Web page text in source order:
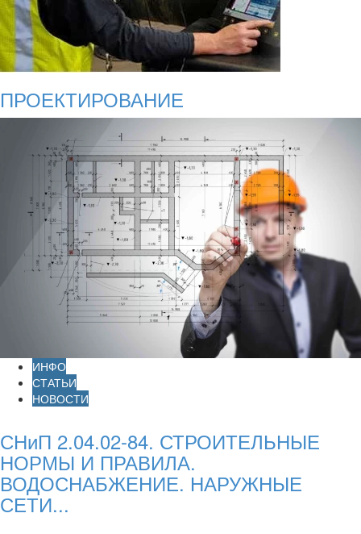
ПРОЕКТИРОВАНИЕ
ИНФО
СТАТЬИ
НОВОСТИ
СНиП 2.04.02-84. СТРОИТЕЛЬНЫЕ
НОРМЫ И ПРАВИЛА.
ВОДОСНАБЖЕНИЕ. НАРУЖНЫЕ
СЕТИ...